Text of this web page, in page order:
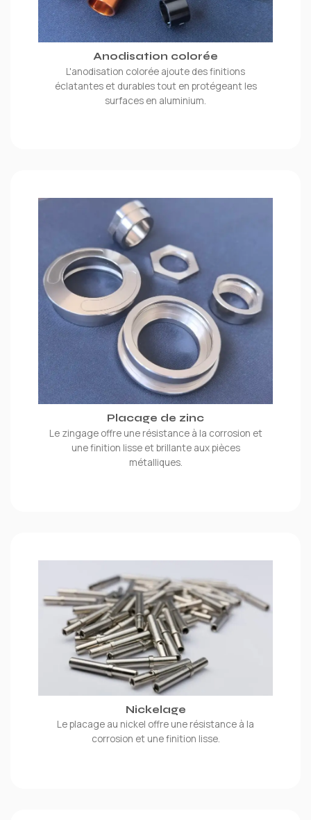
Anodisation colorée
L'anodisation colorée ajoute des finitions
éclatantes et durables tout en protégeant les
surfaces en aluminium.
Placage de zinc
Le zingage offre une résistance à la corrosion et
une finition lisse et brillante aux pièces
métalliques.
Nickelage
Le placage au nickel offre une résistance à la
corrosion et une finition lisse.